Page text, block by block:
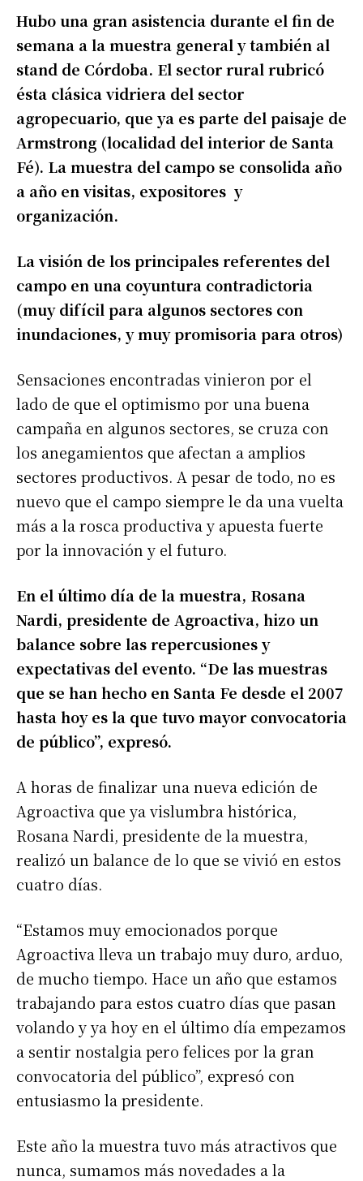
Hubo una gran asistencia durante el fin de
semana a la muestra general y también al
stand de Córdoba. El sector rural rubricó
ésta clásica vidriera del sector
agropecuario, que ya es parte del paisaje de
Armstrong (localidad del interior de Santa
Fé). La muestra del campo se consolida año
a año en visitas, expositores y
organización.
La visión de los principales referentes del
campo en una coyuntura contradictoria
(muy difícil para algunos sectores con
inundaciones, y muy promisoria para otros)
Sensaciones encontradas vinieron por el
lado de que el optimismo por una buena
campaña en algunos sectores, se cruza con
los anegamientos que afectan a amplios
sectores productivos. A pesar de todo, no es
nuevo que el campo siempre le da una vuelta
más a la rosca productiva y apuesta fuerte
por la innovación y el futuro.
En el último día de la muestra, Rosana
Nardi, presidente de Agroactiva, hizo un
balance sobre las repercusiones y
expectativas del evento. “De las muestras
que se han hecho en Santa Fe desde el 2007
hasta hoy es la que tuvo mayor convocatoria
de público”, expresó.
A horas de finalizar una nueva edición de
Agroactiva que ya vislumbra histórica,
Rosana Nardi, presidente de la muestra,
realizó un balance de lo que se vivió en estos
cuatro días.
“Estamos muy emocionados porque
Agroactiva lleva un trabajo muy duro, arduo,
de mucho tiempo. Hace un año que estamos
trabajando para estos cuatro días que pasan
volando y ya hoy en el último día empezamos
a sentir nostalgia pero felices por la gran
convocatoria del público”, expresó con
entusiasmo la presidente.
Este año la muestra tuvo más atractivos que
nunca, sumamos más novedades a la